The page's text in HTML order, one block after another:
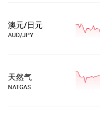
澳元/日元
AUD/JPY
天然气
NATGAS